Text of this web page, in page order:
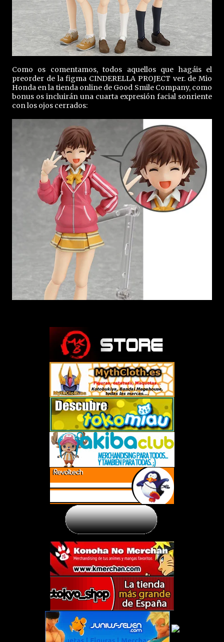
Como os comentamos, todos aquellos que hagáis el
preorder de la figma CINDERELLA PROJECT ver. de Mio
Honda en la tienda online de Good Smile Company, como
bonus os incluirán una cuarta expresión facial sonriente
con los ojos cerrados: